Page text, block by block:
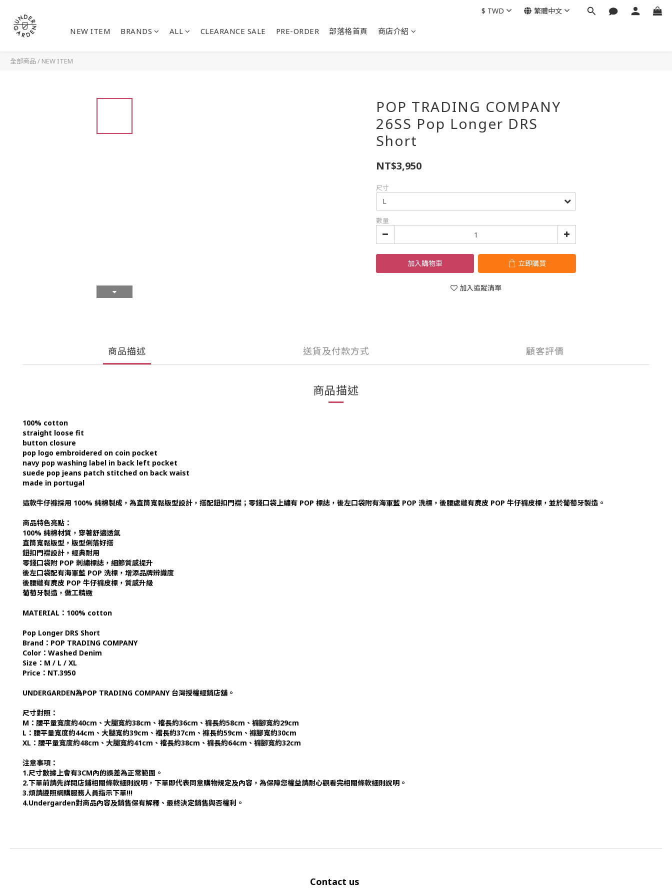
NEW ITEM BRANDS ALL CLEARANCE SALE PRE-ORDER 部落格首頁 商店介紹
$ TWD 繁體中文
全部商品 / NEW ITEM
POP TRADING COMPANY
26SS Pop Longer DRS
Short
NT$3,950
尺寸
數量
加入購物車 立即購買
加入追蹤清單
商品描述 送貨及付款方式 顧客評價
商品描述
100% cotton
straight loose fit
button closure
pop logo embroidered on coin pocket
navy pop washing label in back left pocket
suede pop jeans patch stitched on back waist
made in portugal
這款牛仔褲採用 100% 純棉製成，為直筒寬鬆版型設計，搭配鈕扣門襟；零錢口袋上繡有 POP 標誌，後左口袋附有海軍藍 POP 洗標，後腰處縫有麂皮 POP 牛仔褲皮標，並於葡萄牙製造。
商品特色亮點：
100% 純棉材質，穿著舒適透氣
直筒寬鬆版型，版型俐落好搭
鈕扣門襟設計，經典耐用
零錢口袋附 POP 刺繡標誌，細節質感提升
後左口袋配有海軍藍 POP 洗標，增添品牌辨識度
後腰縫有麂皮 POP 牛仔褲皮標，質感升級
葡萄牙製造，做工精緻
MATERIAL：100% cotton
Pop Longer DRS Short
Brand：POP TRADING COMPANY
Color：Washed Denim
Size：M / L / XL
Price：NT.3950
UNDERGARDEN為POP TRADING COMPANY 台灣授權經銷店舖。
尺寸對照：
M：腰平量寬度約40cm、大腿寬約38cm、襠長約36cm、褲長約58cm、褲腳寬約29cm
L：腰平量寬度約44cm、大腿寬約39cm、襠長約37cm、褲長約59cm、褲腳寬約30cm
XL：腰平量寬度約48cm、大腿寬約41cm、襠長約38cm、褲長約64cm、褲腳寬約32cm
注意事項：
1.尺寸數據上會有3CM內的誤差為正常範圍。
2.下單前請先詳閱店鋪相關條款細則說明，下單即代表同意購物規定及內容，為保障您權益請耐心觀看完相關條款細則說明。
3.煩請遵照網購服務人員指示下單!!!
4.Undergarden對商品內容及銷售保有解釋、最終決定銷售與否權利。
Contact us